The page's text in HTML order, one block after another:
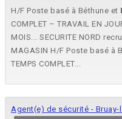
H/F Poste basé à Béthune et
COMPLET – TRAVAIL EN
MOIS... SECURITE NORD
MAGASIN H/F Poste basé à
TEMPS COMPLET...
Agent(e) de sécurité - Bruay-